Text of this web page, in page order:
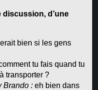
discussion, d’une
bien si les gens
tu fais quand tu
transporter ?
Brando :eh bien dans